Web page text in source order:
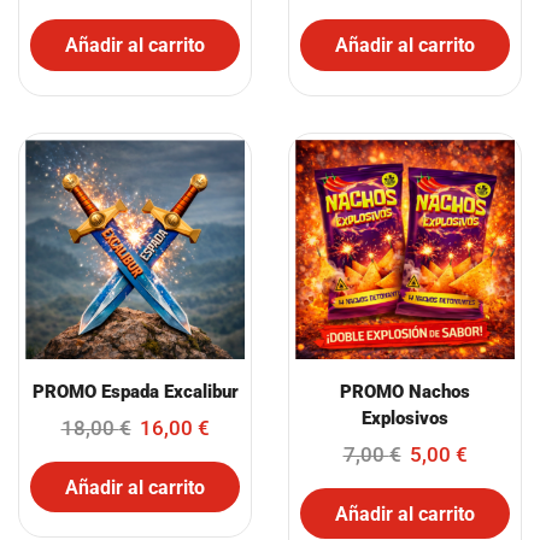
Añadir al carrito Añadir al carrito
PROMO Espada Excalibur
18,00€ 16,00 €
Añadir al carrito
PROMO Nachos
Explosivos
7,00€ 5,00 €
Añadir al carrito